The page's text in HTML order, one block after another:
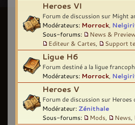
Heroes VI
Forum de discussion sur Might
Modérateurs: Morrock
Sous-forums:
News &
Editeur & Cartes
Support
Ligue H6
Forum destiné a la ligue
Modérateurs: Morrock
Heroes V
Forum de discussion sur
Modérateur: Zénithale
Sous-forums:
Mods News